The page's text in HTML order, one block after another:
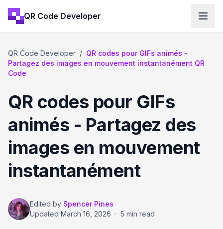
QR Code Developer
QR Code Developer / QR codes pour GIFs animés -
Partagez des images en mouvement instantanément QR
Code
QR codes pour GIFs
animés - Partagez des
images en mouvement
instantanément
Edited by Spencer Pines
Updated March 16, 2026 · 5 min read